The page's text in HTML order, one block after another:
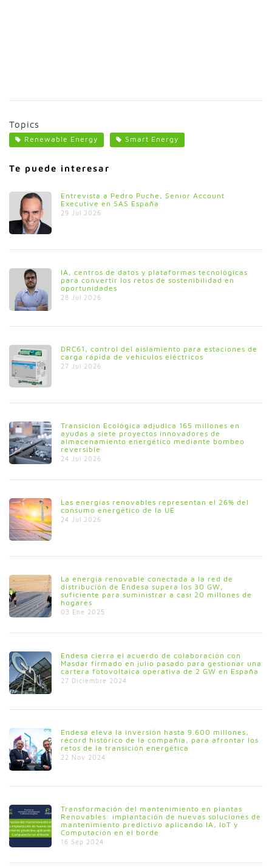
Topics
Renewable Energy Smart Energy
Te puede interesar
Entrevista a Pedro Puche, Senior Account
Executive en SAS España
29 Jul 2026
IA, centros de datos y plataformas tecnológicas
para convertir los retos de sostenibilidad en
oportunidades
28 Jul 2026
DRC61, control del aislamiento para estaciones de
carga rápida de vehículos eléctricos
27 Jul 2026
Transición Ecológica adjudica 165 millones en
ayudas a siete proyectos innovadores de
almacenamiento energético mediante bombeo
reversible
24 Jul 2026
Las energías renovables representan el 26% del
consumo energético de la UE
24 Jul 2026
La energía renovable conectada a la red de
distribución de Endesa supera los 30 GW,
suficiente para suministrar a casi 20 millones de
hogares
03 Ene 2025
Endesa cierra el acuerdo de colaboración con
Masdar firmado en julio pasado para gestionar una
cartera fotovoltaica operativa de 2 GW en España
27 Diciembre 2024
Endesa eleva la inversión hasta 9.600 millones,
récord histórico de la compañía, para afrontar los
retos de la transición energética
22 Nov 2024
Transformación del mantenimiento en plantas
Renovables: implantación de nuevas soluciones de
mantenimiento predictivo aplicando IA, IoT y
Computación en el borde
16 Sep 2024